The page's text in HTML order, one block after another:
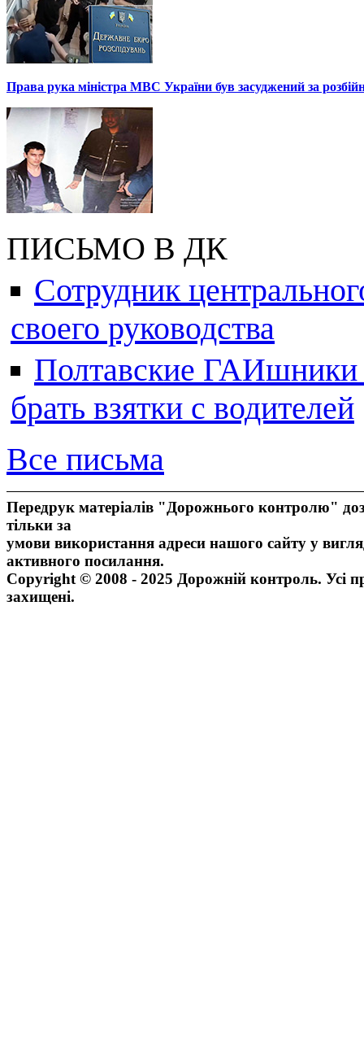
Права рука міністра МВС України був засуджений за
ПИСЬМО В ДК
Сотрудник
своего руководства
Полтавские ГАИшники
брать взятки с водителей
Все письма
Передрук матеріалів "Дорожнього контролю"
тільки за
умови використання адреси нашого сайту у
активного посилання.
Copyright © 2008 - 2025 Дорожній контроль. Усі
захищені.